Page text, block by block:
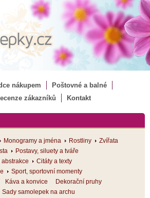
nákupem
Poštovné a balné
zákazníků Kontakt
Monogramy a jména Rostliny
Zvířata
Postavy, siluety a tváře
Citáty a texty
Sport, sportovní momenty
Káva a konvice
Dekorační pruhy
Sady samolepek na archu